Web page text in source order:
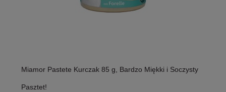
Miamor Pastete Kurczak 85 g, Bardzo Miękki i Soczysty
Pasztet!